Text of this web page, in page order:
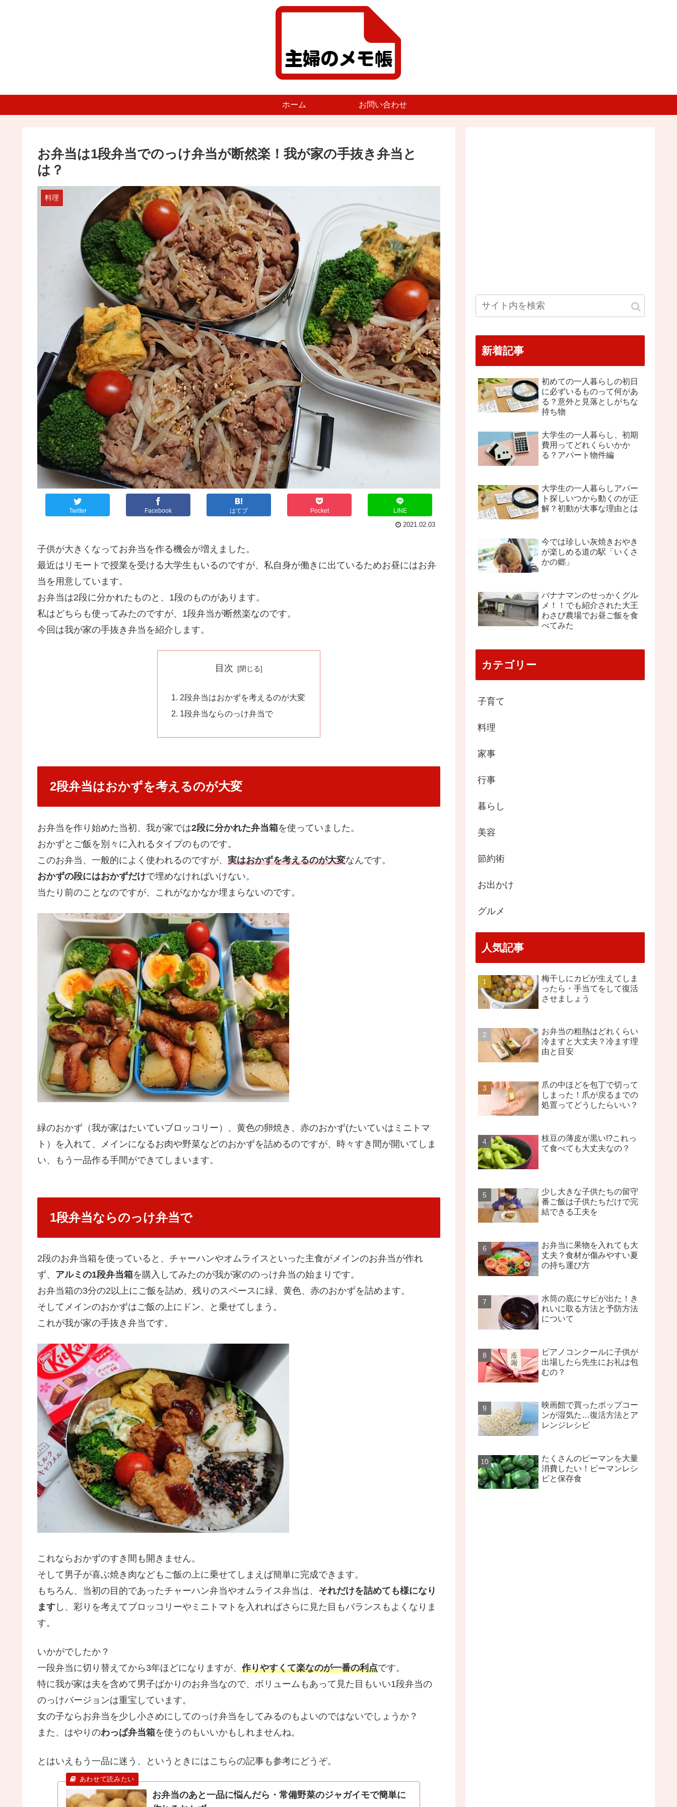
ホーム お問い合わせ
お弁当は1段弁当でのっけ弁当が断然楽！我が家の手抜き弁当と
は？
料理
Twitter Facebook はてブ Pocket LINE
2021.02.03
子供が大きくなってお弁当を作る機会が増えました。
最近はリモートで授業を受ける大学生もいるのですが、私自身が働きに出ているためお昼にはお弁
当を用意しています。
お弁当は2段に分かれたものと、1段のものがあります。
私はどちらも使ってみたのですが、1段弁当が断然楽なのです。
今回は我が家の手抜き弁当を紹介します。
目次
2段弁当はおかずを考えるのが大変
1段弁当ならのっけ弁当で
2段弁当はおかずを考えるのが大変
お弁当を作り始めた当初、我が家では2段に分かれた弁当箱を使っていました。
おかずとご飯を別々に入れるタイプのものです。
このお弁当、一般的によく使われるのですが、 実はおかずを考えるのが大変なんです。
おかずの段にはおかずだけで埋めなければいけない。
当たり前のことなのですが、これがなかなか埋まらないのです。
緑のおかず（我が家はたいていブロッコリー）、黄色の卵焼き、赤のおかず(たいていはミニトマ
ト）を入れて、メインになるお肉や野菜などのおかずを詰めるのですが、時々すき間が開いてしま
い、もう一品作る手間ができてしまいます。
1段弁当ならのっけ弁当で
2段のお弁当箱を使っていると、チャーハンやオムライスといった主食がメインのお弁当が作れ
ず、 アルミの1段弁当箱を購入してみたのが我が家ののっけ弁当の始まりです。
お弁当箱の3分の2以上にご飯を詰め、残りのスペースに緑、黄色、赤のおかずを詰めます。
そしてメインのおかずはご飯の上にドン、と乗せてしまう。
これが我が家の手抜き弁当です。
これならおかずのすき間も開きません。
そして男子が喜ぶ焼き肉などもご飯の上に乗せてしまえば簡単に完成できます。
もちろん、当初の目的であったチャーハン弁当やオムライス弁当は、 それだけを詰めても様になり
ます し、彩りを考えてブロッコリーやミニトマトを入れればさらに見た目もバランスもよくなりま
す。
いかがでしたか？
一段弁当に切り替えてから3年ほどになりますが、 作りやすくて楽なのが一番の利点です。
特に我が家は夫を含めて男子ばかりのお弁当なので、ボリュームもあって見た目もいい1段弁当の
のっけバージョンは重宝しています。
女の子ならお弁当を少し小さめにしてのっけ弁当をしてみるのもよいのではないでしょうか？
また、はやりのわっぱ弁当箱を使うのもいいかもしれませんね。
とはいえもう一品に迷う、というときにはこちらの記事も参考にどうぞ。
お弁当のあと一品に悩んだら・常備野菜のジャガイモで簡単に
新着記事
初めての一人暮らしの初日
に必ずいるものって何があ
る？意外と見落としがちな
持ち物
大学生の一人暮らし、初期
費用ってどれくらいかか
る？アパート物件編
大学生の一人暮らしアパー
ト探しいつから動くのが正
解？初動が大事な理由とは
今では珍しい灰焼きおやき
が楽しめる道の駅「いくさ
かの郷」
バナナマンのせっかくグル
メ！！でも紹介された大王
わさび農場でお昼ご飯を食
べてみた
カテゴリー
子育て
料理
家事
行事
暮らし
美容
節約術
お出かけ
グルメ
人気記事
梅干しにカビが生えてしま
ったら・手当てをして復活
させましょう
お弁当の粗熱はどれくらい
冷ますと大丈夫？冷ます理
由と目安
爪の中ほどを包丁で切って
しまった！爪が戻るまでの
処置ってどうしたらいい？
枝豆の薄皮が黒い!?これっ
て食べても大丈夫なの？
少し大きな子供たちの留守
番ご飯は子供たちだけで完
結できる工夫を
お弁当に果物を入れても大
丈夫？食材が傷みやすい夏
の持ち運び方
水筒の底にサビが出た！き
れいに取る方法と予防方法
について
ピアノコンクールに子供が
出場したら先生にお礼は包
むの？
映画館で買ったポップコー
ンが湿気た…復活方法とア
レンジレシピ
たくさんのピーマンを大量
消費したい！ピーマンレシ
ピと保存食